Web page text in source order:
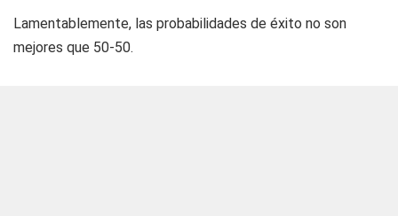
Lamentablemente, las probabilidades de éxito no son
mejores que 50-50.